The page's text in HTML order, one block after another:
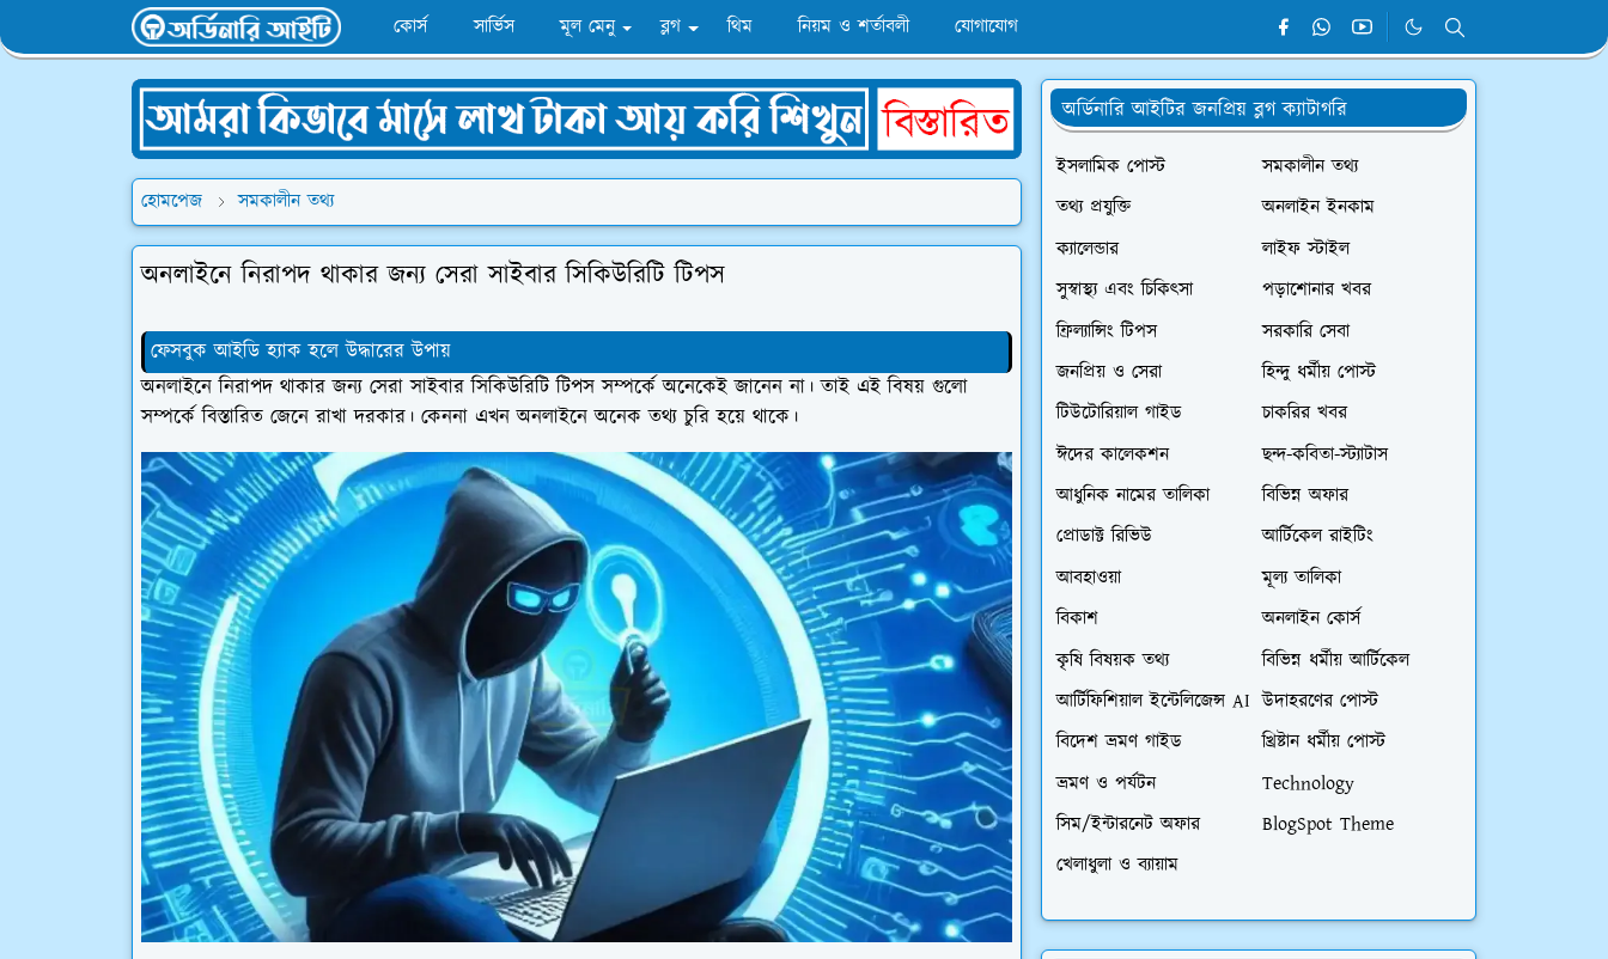
কোর্স সার্ভিস মূল মেনু ব্লগ থিম নিয়ম ও শর্তাবলী যোগাযোগ
হোমপেজ সমকালীন তথ্য
অনলাইনে নিরাপদ থাকার জন্য সেরা সাইবার সিকিউরিটি টিপস
ফেসবুক আইডি হ্যাক হলে উদ্ধারের উপায়
অনলাইনে নিরাপদ থাকার জন্য সেরা সাইবার সিকিউরিটি টিপস সম্পর্কে অনেকেই জানেন না। তাই এই বিষয় গুলো
সম্পর্কে বিস্তারিত জেনে রাখা দরকার। কেননা এখন অনলাইনে অনেক তথ্য চুরি হয়ে থাকে।
অর্ডিনারি আইটির জনপ্রিয় ব্লগ ক্যাটাগরি
ইসলামিক পোস্ট
সমকালীন তথ্য
তথ্য প্রযুক্তি
অনলাইন ইনকাম
ক্যালেন্ডার
লাইফ স্টাইল
সুস্বাস্থ্য এবং চিকিৎসা
পড়াশোনার খবর
ফ্রিল্যান্সিং টিপস
সরকারি সেবা
জনপ্রিয় ও সেরা
হিন্দু ধর্মীয় পোস্ট
টিউটোরিয়াল গাইড
চাকরির খবর
ঈদের কালেকশন
ছন্দ-কবিতা-স্ট্যাটাস
আধুনিক নামের তালিকা
বিভিন্ন অফার
প্রোডাক্ট রিভিউ
আর্টিকেল রাইটিং
আবহাওয়া
মূল্য তালিকা
বিকাশ
অনলাইন কোর্স
কৃষি বিষয়ক তথ্য
বিভিন্ন ধর্মীয় আর্টিকেল
আর্টিফিশিয়াল ইন্টেলিজেন্স AI উদাহরণের পোস্ট
বিদেশ ভ্রমণ গাইড
খ্রিষ্টান ধর্মীয় পোস্ট
ভ্রমণ ও পর্যটন
Technology
সিম/ইন্টারনেট অফার
BlogSpot Theme
খেলাধুলা ও ব্যায়াম